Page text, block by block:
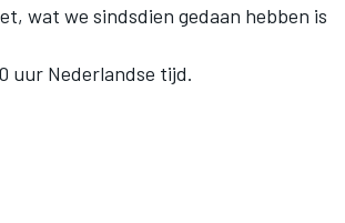
wat we sindsdien gedaan hebben is
uur Nederlandse tijd.